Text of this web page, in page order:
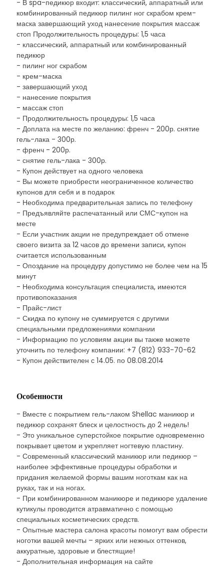
- В spa-педикюр входит: классический, аппаратный или
комбинированный педикюр пилинг ног скрабом крем-
маска завершающий уход нанесение покрытия массаж
стоп Продолжительность процедуры: 1,5 часа
- классический, аппаратный или комбинированный
педикюр
- пилинг ног скрабом
- крем-маска
- завершающий уход
- нанесение покрытия
- массаж стоп
- Продолжительность процедуры: 1,5 часа
- Доплата на месте по желанию: френч - 200р. снятие
гель-лака - 300р.
- френч - 200р.
- снятие гель-лака - 300р.
- Купон действует на одного человека
- Вы можете приобрести неограниченное количество
купонов для себя и в подарок
- Необходима предварительная запись по телефону
- Предъявляйте распечатанный или СМС-купон на
месте
- Если участник акции не предупреждает об отмене
своего визита за 12 часов до времени записи, купон
считается использованным
- Опоздание на процедуру допустимо не более чем на 15
минут
- Необходима консультация специалиста, имеются
противопоказания
- Прайс-лист
- Скидка по купону не суммируется с другими
специальными предложениями компании
- Информацию по условиям акции вы также можете
уточнить по телефону компании: +7 (812) 933-70-62
- Купон действителен с 14.05. по 08.08.2014
Особенности
- Вместе с покрытием гель-лаком Shellac маникюр и
педикюр сохранят блеск и целостность до 2 недель!
- Это уникальное суперстойкое покрытие одновременно
покрывает цветом и укрепляет ногтевую пластину.
- Современный классический маникюр или педикюр –
наиболее эффективные процедуры обработки и
придания желаемой формы вашим ноготкам как на
руках, так и на ногах.
- При комбинированном маникюре и педикюре удаление
кутикулы проводится атравматично с помощью
специальных косметических средств.
- Опытные мастера салона красоты помогут вам обрести
ноготки вашей мечты – ярких или нежных оттенков,
аккуратные, здоровые и блестящие!
- Дополнительная информация на сайте